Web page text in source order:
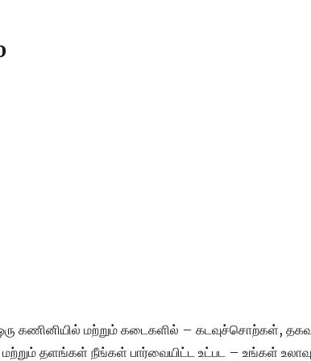
கணினியில் மற்றும் கடைகளில் – கடவுச்சொற்கள்,
மற்றும் தளங்கள் நீங்கள் பார்வையிட்ட உட்பட – உங்கள்